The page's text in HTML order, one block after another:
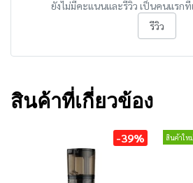
ยังไม่มีคะแนนและรีวิว เป็นคนแรก
รีวิว
สินค้าที่เกี่ยวข้อง
-39% สินค้าใหม่